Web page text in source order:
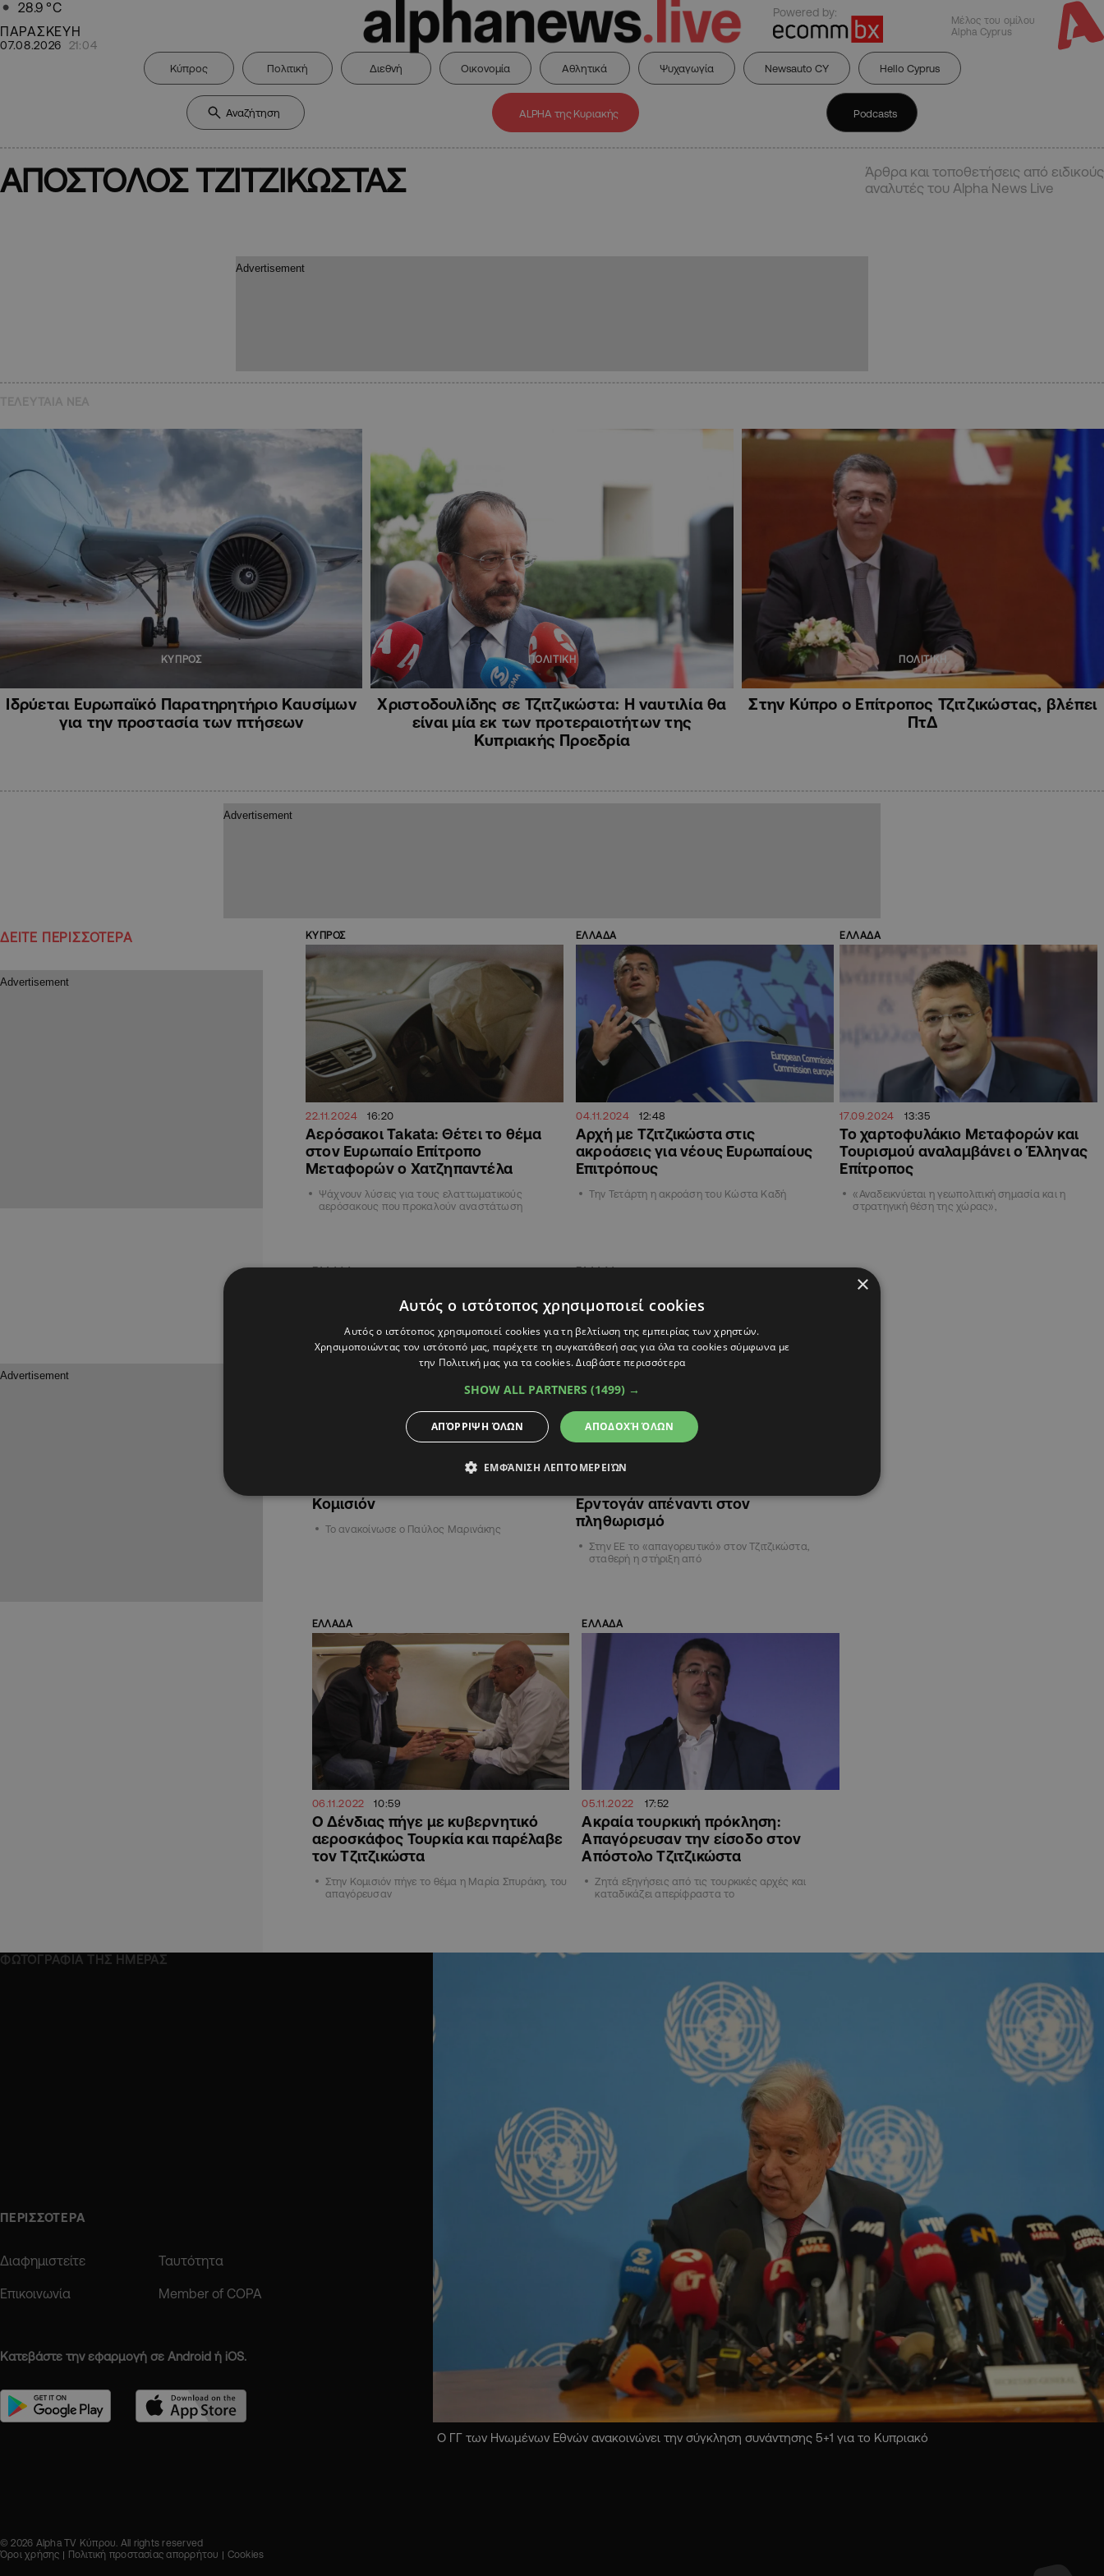
28.9 °C
ΠΑΡΑΣΚΕΥΗ
07.08.2026 21:04
Powered by:
Μέλος του ομίλου
Alpha Cyprus
Κύπρος Πολιτική Διεθνή Οικονομία Αθλητικά Ψυχαγωγία Newsauto CY Hello Cyprus
ALPHA της Κυριακής Podcasts
ΑΠΟΣΤΟΛΟΣ ΤΖΙΤΖΙΚΩΣΤΑΣ
Άρθρα και τοποθετήσεις από ειδικούς
αναλυτές του Alpha News Live
ΚΥΠΡΟΣ
Ιδρύεται Ευρωπαϊκό Παρατηρητήριο Καυσίμων
για την προστασία των πτήσεων
ΠΟΛΙΤΙΚΗ
Χριστοδουλίδης σε Τζιτζικώστα: Η ναυτιλία θα
είναι μία εκ των προτεραιοτήτων της
Κυπριακής Προεδρία
ΠΟΛΙΤΙΚΗ
Στην Κύπρο ο Επίτροπος Τζιτζικώστας, βλέπει
ΠτΔ
ΔΕΙΤΕ ΠΕΡΙΣΣΟΤΕΡΑ ΚΥΠΡΟΣ
22.11.2024 16:20
Αερόσακοι Takata: Θέτει το θέμα
στον Ευρωπαίο Επίτροπο
Μεταφορών ο Χατζηπαντέλα
Ψάχνουν λύσεις για τους ελαττωματικούς
αερόσακους που προκαλούν αναστάτωση
ΕΛΛΑΔΑ
04.11.2024 12:48
Αρχή με Τζιτζικώστα στις
ακροάσεις για νέους Ευρωπαίους
Επιτρόπους
Την Τετάρτη η ακροάση του Κώστα Καδή
ΕΛΛΑΔΑ
17.09.2024 13:35
Το χαρτοφυλάκιο Μεταφορών και
Τουρισμού αναλαμβάνει ο Έλληνας
Επίτροπος
«Αναδεικνύεται η γεωπολιτική σημασία και η
στρατηγική θέση της χώρας»,
ΕΛΛΑΔΑ
Ο Απόστολος Τζιτζικώστας θα είναι
Κομισιόν
Το ανακοίνωσε ο Παύλος Μαρινάκης
ΕΛΛΑΔΑ
«Πράξεις ακραίας
Ερντογάν απέναντι στον
πληθωρισμό
Στην ΕΕ το «απαγορευτικό» στον Τζιτζικώστα,
σταθερή η στήριξη από
ΕΛΛΑΔΑ
06.11.2022 10:59
Ο Δένδιας πήγε με κυβερνητικό
αεροσκάφος Τουρκία και παρέλαβε
τον Τζιτζικώστα
Στην Κομισιόν πήγε το θέμα η Μαρία Σπυράκη, του
απαγόρευσαν
ΕΛΛΑΔΑ
05.11.2022 17:52
Ακραία τουρκική πρόκληση:
Απαγόρευσαν την είσοδο στον
Απόστολο Τζιτζικώστα
Ζητά εξηγήσεις από τις τουρκικές αρχές και
καταδικάζει απερίφραστα το
ΦΩΤΟΓΡΑΦΙΑ ΤΗΣ ΗΜΕΡΑΣ
ΠΕΡΙΣΣΟΤΕΡΑ
Διαφημιστείτε Ταυτότητα
Επικοινωνία Member of COPA
Κατεβάστε την εφαρμογή σε Android ή iOS.
Ο ΓΓ των Ηνωμένων Εθνών ανακοινώνει την σύγκληση συνάντησης 5+1 για το Κυπριακό
© 2026 Alpha TV Κύπρου. All rights reserved
Όροι χρήσης
Πολιτική προστασίας απορρήτου Cookies
×
Αυτός ο ιστότοπος χρησιμοποιεί cookies
Αυτός ο ιστότοπος χρησιμοποιεί cookies για τη βελτίωση της εμπειρίας των χρηστών.
Χρησιμοποιώντας τον ιστότοπό μας, παρέχετε τη συγκατάθεσή σας για όλα τα cookies σύμφωνα με
την Πολιτική μας για τα cookies.Διαβάστε περισσότερα
SHOW ALL PARTNERS (1499) →
ΑΠΟΔΟΧΉ ΌΛΩΝ
ΑΠΌΡΡΙΨΗ ΌΛΩΝ
ΕΜΦΆΝΙΣΗ ΛΕΠΤΟΜΕΡΕΙΏΝ